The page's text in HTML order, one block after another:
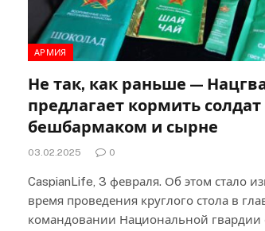
АРМИЯ
Не так, как раньше —
предлагает кормить солдат
бешбармаком и сырне
03.02.2025 0
CaspianLife, 3 февраля. Об этом стало
время проведения круглого стола в
командовании Национальной гвардии